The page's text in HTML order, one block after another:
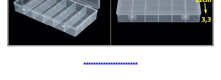
**********************